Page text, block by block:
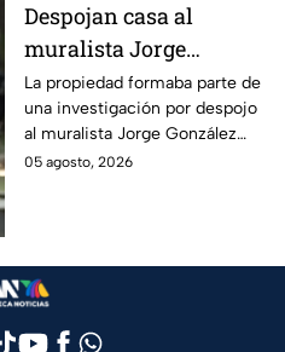
Despojan casa al
muralista Jorge
González Camarena en
la Del Valle y la
recupera| FOTOS
La propiedad formaba parte de
una investigación por despojo
al muralista Jorge González
Camarena por un predio en la
05 agosto, 2026